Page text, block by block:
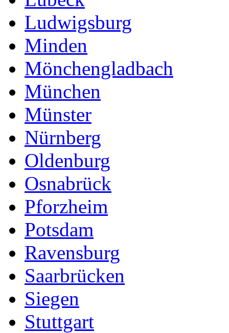
Ludwigsburg
Minden
Mönchengladbach
München
Münster
Nürnberg
Oldenburg
Osnabrück
Pforzheim
Potsdam
Ravensburg
Saarbrücken
Siegen
Stuttgart